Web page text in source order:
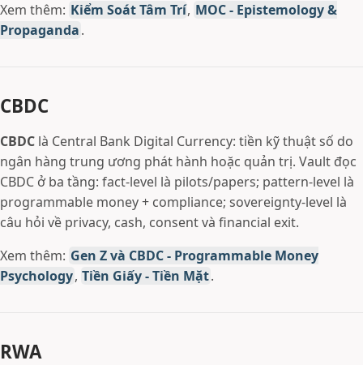
Xem thêm: Kiểm Soát Tâm Trí, MOC - Epistemology &
Propaganda.
CBDC
CBDC là Central Bank Digital Currency: tiền kỹ thuật số do
ngân hàng trung ương phát hành hoặc quản trị. Vault đọc
CBDC ở ba tầng: fact-level là pilots/papers; pattern-level là
programmable money + compliance; sovereignty-level là
câu hỏi về privacy, cash, consent và financial exit.
Xem thêm: Gen Z và CBDC - Programmable Money
Psychology, Tiền Giấy - Tiền Mặt.
RWA